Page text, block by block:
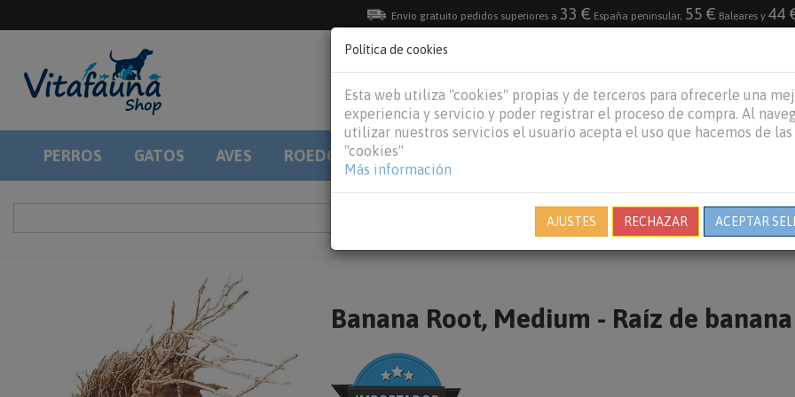
Envío gratuito pedidos superiores a 33 € España peninsular, 55 € Baleares y 44
DESTACADO
VACACIONES DE VERANO 2026
PERROS GATOS AVES ROEDORES REPTILES
Banana Root, Medium - Raíz de banana
Política de cookies
Esta web utiliza "cookies" propias y de terceros para ofrecerle una
experiencia y servicio y poder registrar el proceso de compra. Al
utilizar nuestros servicios el usuario acepta el uso que hacemos de las
"cookies"
Más información
AJUSTES RECHAZAR ACEPTAR